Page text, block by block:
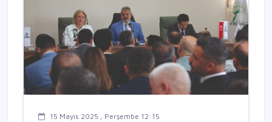
15 Mayıs 2025 , Perşembe 12:15